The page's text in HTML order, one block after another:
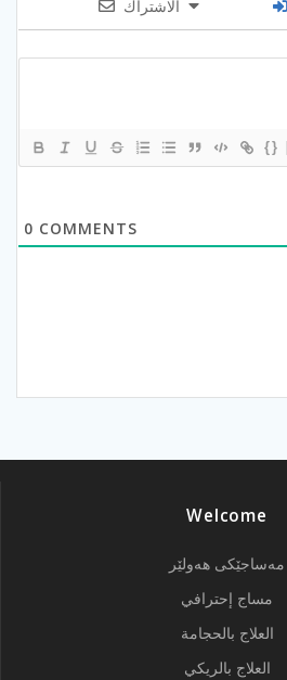
الاشتراك
{}
0 COMMENTS
Welcome
مەساجێکی هەولێر
مساج إحترافي
العلاج بالحجامة
العلاج بالريكي